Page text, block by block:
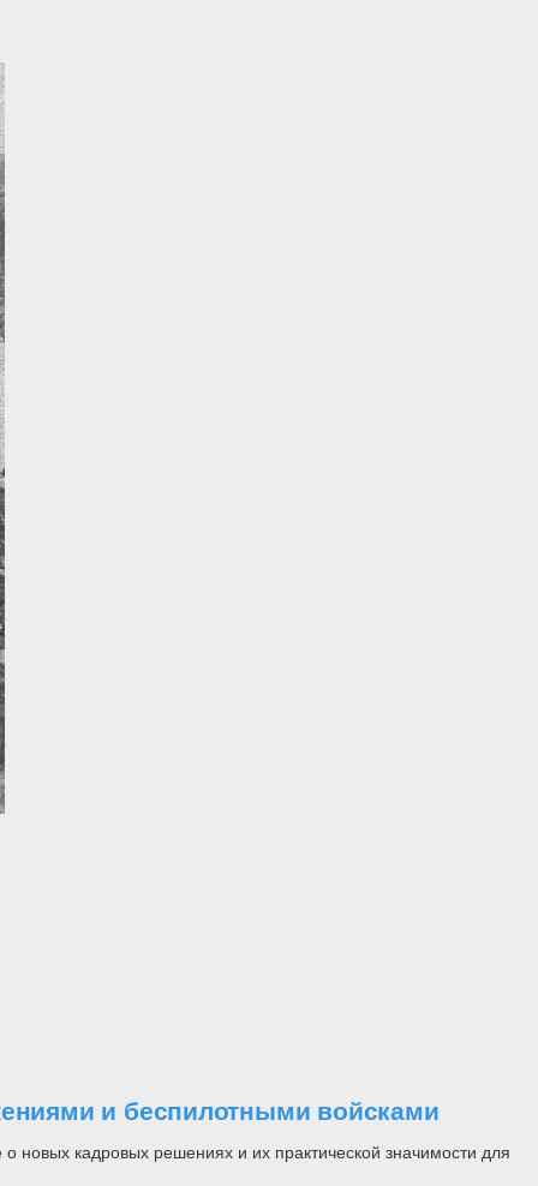
и беспилотными войсками
новых кадровых решениях и их практической значимости для